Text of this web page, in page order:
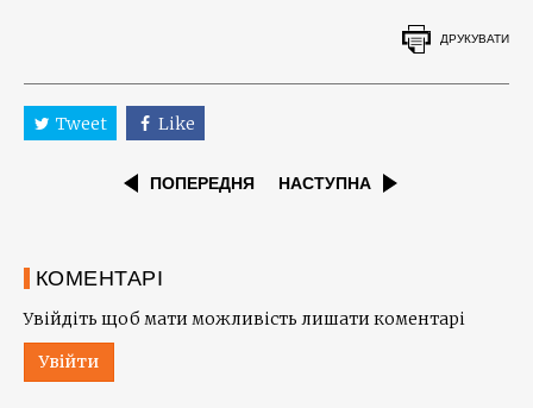
ДРУКУВАТИ
Tweet Like
ПОПЕРЕДНЯ НАСТУПНА
КОМЕНТАРІ
Увійдіть щоб мати можливість лишати коментарі
Увійти